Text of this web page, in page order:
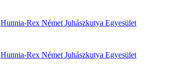
Hunnia-Rex Német Juhászkutya Egyesület
Hunnia-Rex Német Juhászkutya Egyesület